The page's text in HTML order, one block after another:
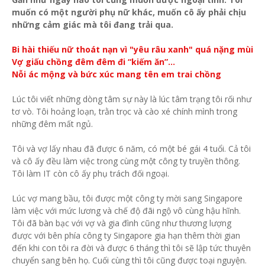
muốn có một người phụ nữ khác, muốn cô ấy phải chịu
những cảm giác mà tôi đang trải qua.
Bi hài thiếu nữ thoát nạn vì "yêu râu xanh" quá nặng mùi
Vợ giấu chồng đêm đêm đi “kiếm ăn”…
Nỗi ác mộng và bức xúc mang tên em trai chồng
Lúc tôi viết những dòng tâm sự này là lúc tâm trạng tôi rối như
tơ vò. Tôi hoảng loạn, trằn trọc và cào xé chính mình trong
những đêm mất ngủ.
Tôi và vợ lấy nhau đã được 6 năm, có một bé gái 4 tuổi. Cả tôi
và cô ấy đều làm việc trong cùng một công ty truyền thông.
Tôi làm IT còn cô ấy phụ trách đối ngoại.
Lúc vợ mang bầu, tôi được một công ty mời sang Singapore
làm việc với mức lương và chế độ đãi ngộ vô cùng hậu hĩnh.
Tôi đã bàn bạc với vợ và gia đình cũng như thương lượng
được với bên phía công ty Singapore gia hạn thêm thời gian
đến khi con tôi ra đời và được 6 tháng thì tôi sẽ lập tức thuyên
chuyển sang bên họ. Cuối cùng thì tôi cũng được toại nguyện.